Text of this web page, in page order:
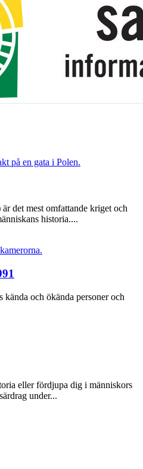
det mest omfattande kriget och
historia....
och ökända personer och
eller fördjupa dig i människors
under...